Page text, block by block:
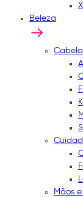
Beleza
Mãos e